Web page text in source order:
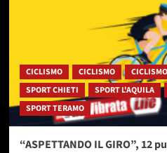
del
Giro
d’Italia
CICLISMO CICLISMO CICLISMO
SPORT CHIETI
SPORT L'AQUILA
SPORT TERAMO
“ASPETTANDO IL GIRO”,